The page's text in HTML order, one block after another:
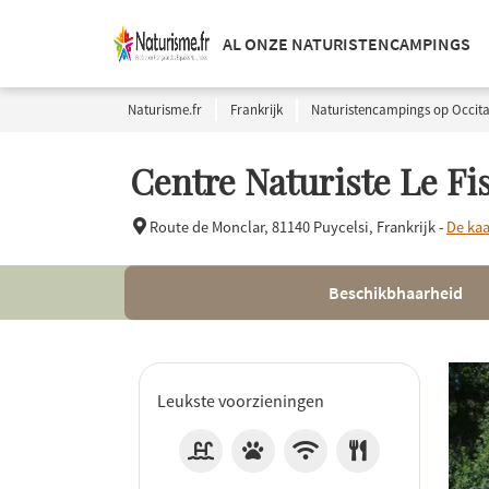
AL ONZE NATURISTENCAMPINGS
Naturisme.fr Frankrijk Naturistencampings op
Centre Naturiste Le
Route de Monclar, 81140 Puycelsi, Frankrijk - De
Beschikbhaarheid
Leukste voorzieningen